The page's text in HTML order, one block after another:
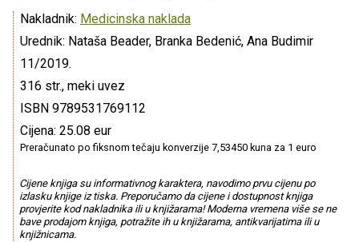
Nakladnik: Medicinska naklada
Urednik: Nataša Beader, Branka Bedenić, Ana Budimir
11/2019.
316 str., meki uvez
ISBN 9789531769112
Cijena: 25.08 eur
Preračunato po fiksnom tečaju konverzije 7,53450 kuna za 1 euro
Cijene knjiga su informativnog karaktera, navodimo prvu cijenu po
izlasku knjige iz tiska. Preporučamo da cijene i dostupnost knjiga
provjerite kod nakladnika ili u knjižarama! Moderna vremena više se ne
bave prodajom knjiga, potražite ih u knjižarama, antikvarijatima ili u
knjižnicama.